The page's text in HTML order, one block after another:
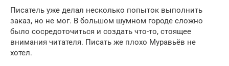
Писатель уже делал несколько попыток выполнить
заказ, но не мог. В большом шумном городе сложно
было сосредоточиться и создать что-то, стоящее
внимания читателя. Писать же плохо Муравьёв не
хотел.